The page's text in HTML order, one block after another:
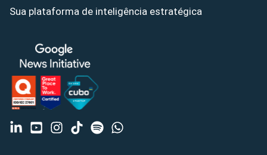
Sua plataforma de inteligência estratégica